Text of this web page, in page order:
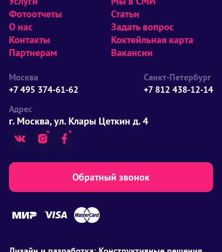
Фотоотчеты
О нас
Контакты
Партнерам
Статьи
Задать вопрос
Коктейльная карта
Вакансии
Москва
+7 495 374-61-62
Санкт-Петербург
+7 812 438-12-14
Адрес
г. Москва, ул. Клары Цеткин д. 4
Обратный звонок